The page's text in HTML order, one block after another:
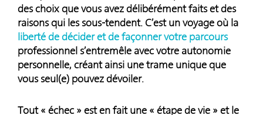
des choix que vous avez délibérément faits et des
raisons qui les sous-tendent. C’est un voyage où la
liberté de décider et de façonner votre parcours
professionnel s’entremêle avec votre autonomie
personnelle, créant ainsi une trame unique que
vous seul(e) pouvez dévoiler.
Tout « échec » est en fait une « étape de vie » et le